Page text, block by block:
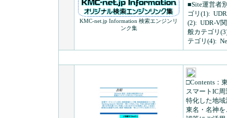
KMC-net.jp Information 検索エンジンリ
ンク集
■Site運営者
ゴリ(1):
(2): UDR-V
般カテゴリ
テゴリ(4):
□Contents：
スマートIC
特化した地
東名・名神を